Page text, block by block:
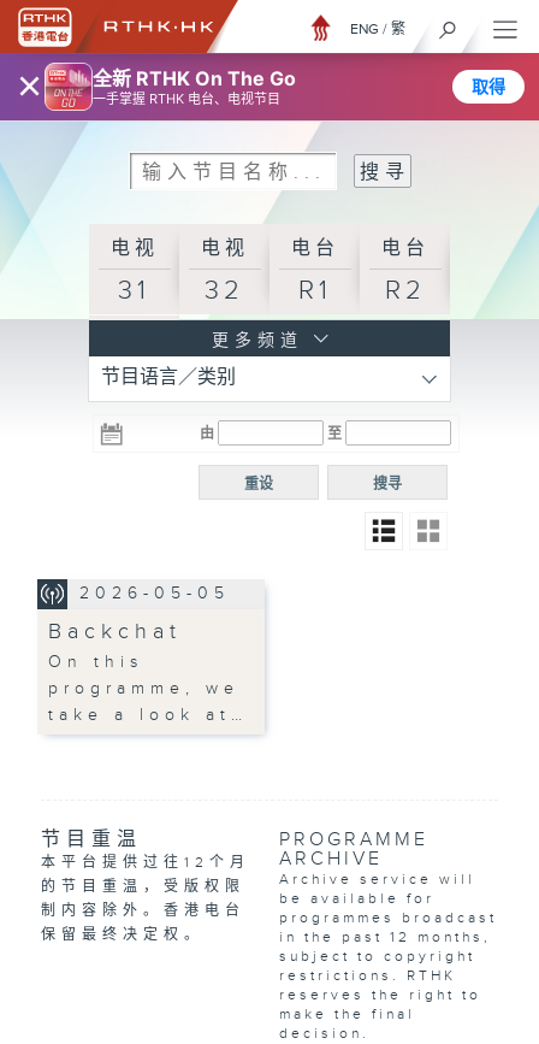
× 全新 RTHK On The Go
一手掌握 RTHK 电台、电视节目
取得
ENG / 繁
电视
31
电视
32
电台
R1
电台
R2
R3
电台 电台
R5
电台
普通
更多频道
节目语言／类别
由 至
搜寻
重设
2026-05-05
Backchat
On this
programme, we
take a look at…
节目重温
本平台提供过往12个月
的节目重温，受版权限
制内容除外。香港电台
保留最终决定权。
PROGRAMME
ARCHIVE
Archive service will
be available for
programmes broadcast
in the past 12 months,
subject to copyright
restrictions. RTHK
reserves the right to
make the final
decision.